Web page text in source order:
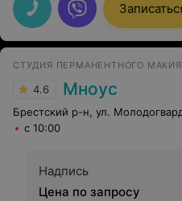
СТУДИЯ ПЕРМАНЕНТНОГО
4.6 Мноус
Брестский р-н, ул.
с 10:00
Надпись
Цена по запросу